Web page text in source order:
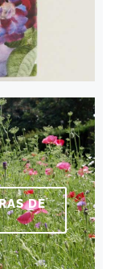
DE